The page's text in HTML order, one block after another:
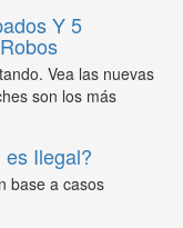
Y 5
Vea las nuevas
son los más
Ilegal?
base a casos